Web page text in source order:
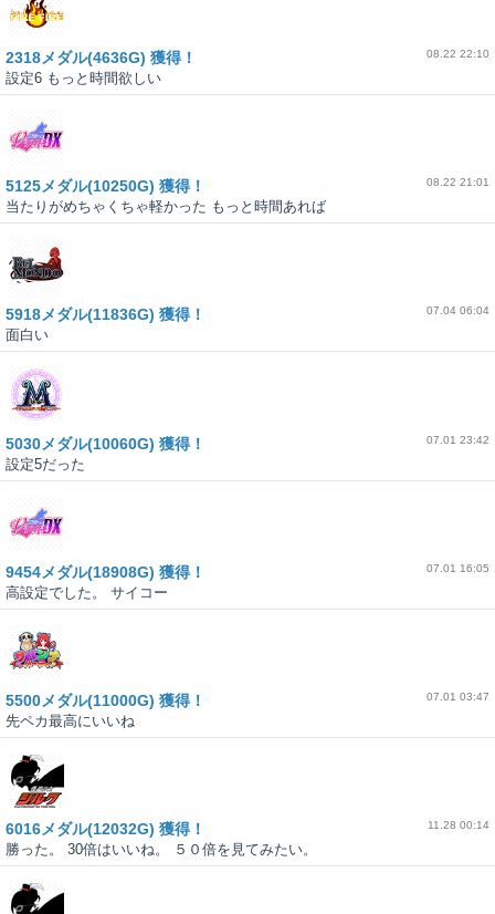
08.22 22:10
2318メダル(4636G) 獲得！
設定6 もっと時間欲しい
08.22 21:01
5125メダル(10250G) 獲得！
当たりがめちゃくちゃ軽かった もっと時間あれば
07.04 06:04
5918メダル(11836G) 獲得！
面白い
07.01 23:42
5030メダル(10060G) 獲得！
設定5だった
07.01 16:05
9454メダル(18908G) 獲得！
高設定でした。 サイコー
07.01 03:47
5500メダル(11000G) 獲得！
先ペカ最高にいいね
11.28 00:14
6016メダル(12032G) 獲得！
勝った。 30倍はいいね。 ５０倍を見てみたい。